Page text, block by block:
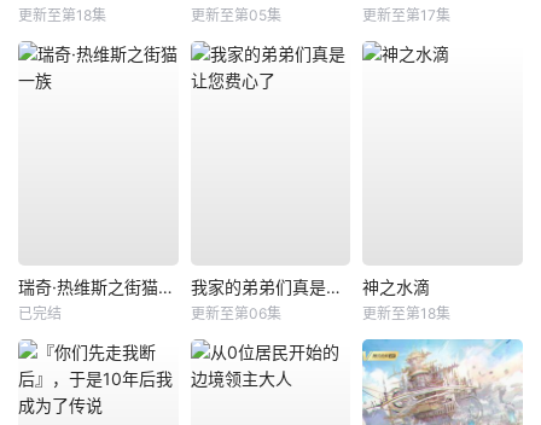
更新至第18集 更新至第05集 更新至第17集
瑞奇·热维斯之街猫一族
已完结
我家的弟弟们真是让您费心了
更新至第06集
神之水滴
更新至第18集